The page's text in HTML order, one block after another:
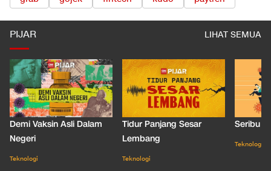
PIJAR LIHAT SEMUA
Demi Vaksin Asli Dalam
Negeri
Teknologi
Tidur Panjang Sesar
Lembang
Teknologi
Seribu
Teknologi